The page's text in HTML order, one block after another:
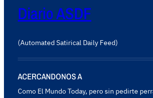
Diario ASDF
(Automated Satirical Daily Feed)
ACERCANDONOS A
Como El Mundo Today, pero sin pedirte